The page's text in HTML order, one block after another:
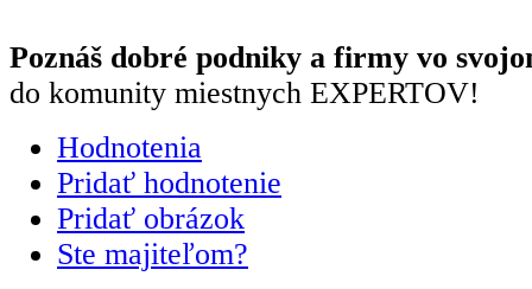
Poznáš dobré podniky a firmy vo
do komunity miestnych EXPERTOV!
Hodnotenia
Pridať hodnotenie
Pridať obrázok
Ste majiteľom?